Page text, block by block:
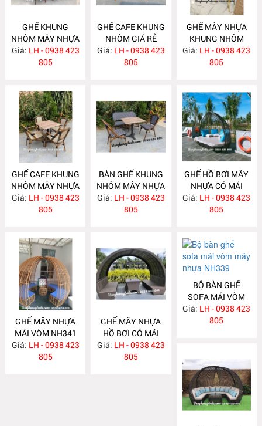
GHẾ KHUNG
NHÔM MÂY NHỰA
NH347
Giá: LH - 0938 423
805
GHẾ CAFE KHUNG
NHÔM GIÁ RẺ
NH346
Giá: LH - 0938 423
805
GHẾ MÂY NHỰA
KHUNG NHÔM
NH345
Giá: LH - 0938 423
805
GHẾ CAFE KHUNG
NHÔM MÂY NHỰA
NH344
Giá: LH - 0938 423
805
BÀN GHẾ KHUNG
NHÔM MÂY NHỰA
NH343
Giá: LH - 0938 423
805
GHẾ HỒ BƠI MÂY
NHỰA CÓ MÁI
NH342
Giá: LH - 0938 423
805
GHẾ MÂY NHỰA
MÁI VÒM NH341
Giá: LH - 0938 423
805
GHẾ MÂY NHỰA
HỒ BƠI CÓ MÁI
NH340
Giá: LH - 0938 423
805
BỘ BÀN GHẾ
SOFA MÁI VÒM
MÂY NHỰA
NH339
Giá: LH - 0938 423
805